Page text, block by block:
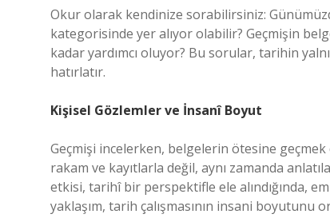
Okur olarak kendinize sorabilirsiniz:
kategorisinde yer alıyor olabilir? Geçmişin
kadar yardımcı oluyor? Bu sorular, tarihin
hatırlatır.
Kişisel Gözlemler ve İnsanî Boyut
Geçmişi incelerken, belgelerin ötesine
rakam ve kayıtlarla değil, aynı zamanda
etkisi, tarihî bir perspektifle ele alındığında,
yaklaşım, tarih çalışmasının insani boyutunu